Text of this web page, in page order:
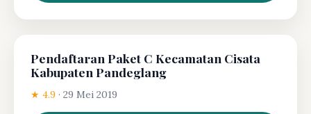
Pendaftaran Paket C Kecamatan Cisata
Kabupaten Pandeglang
★ 4.9 · 29 Mei 2019